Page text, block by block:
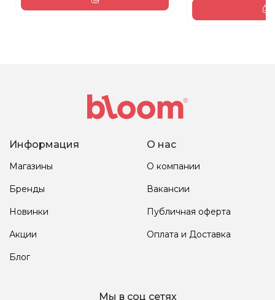
Информация
Магазины
Бренды
Новинки
Акции
Блог
О нас
О компании
Вакансии
Публичная оферта
Оплата и Доставка
Мы в соц сетях